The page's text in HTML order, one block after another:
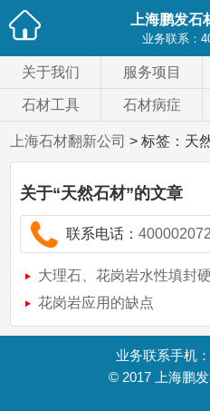
上海鹏发石
业务联系：
关于我们 服务项目
石材工具 石材病症
上海石材翻新公司 > 标签：天
关于“天然石材”的文章
联系电话：
大理石、花岗岩水性填封
花岗岩应用的缺点
业务联系手机
© 2017
上海鹏